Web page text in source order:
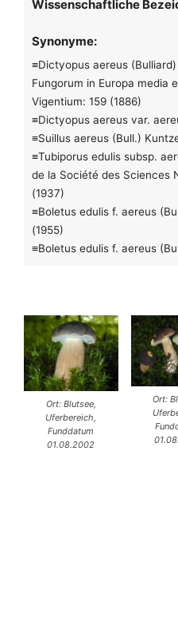
Wissenschaftliche
Synonyme:
≡Dictyopus aereus
Fungorum in Europa media
Vigentium: 159 (1886)
≡Dictyopus aereus var.
≡Suillus aereus (Bull.)
≡Tubiporus edulis subsp.
de la Société des Sciences
(1937)
≡Boletus edulis f. aereus
(1955)
≡Boletus edulis f. aereus
Ort: Blutsee,
Uferbereich,
Funddatum
01.08.2002
Ort: